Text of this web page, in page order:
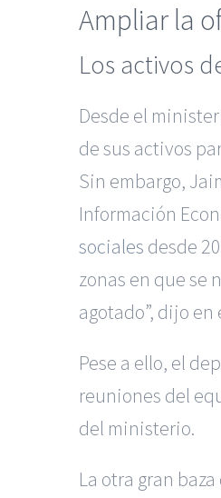
Ampliar la
Los activos
Desde el
de sus activos
Sin embargo,
Información
sociales desde
zonas en que se
agotado”, dijo
Pese a ello, el
reuniones del
del ministerio.
La otra gran